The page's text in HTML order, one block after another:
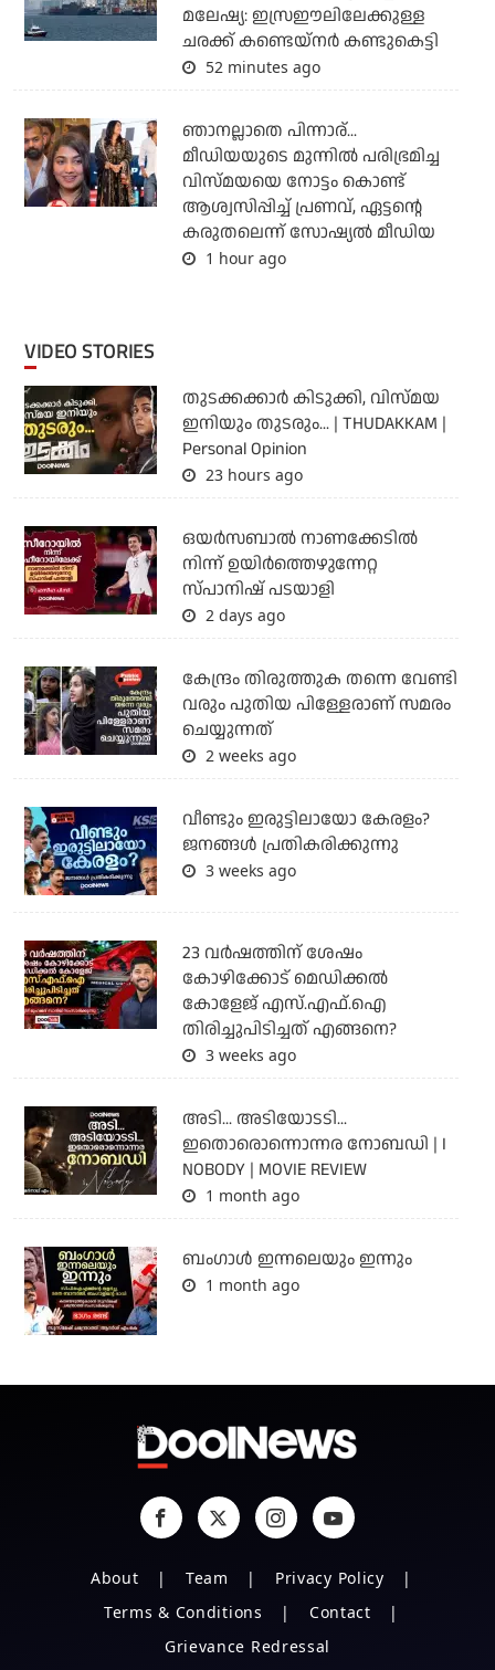
മലേഷ്യ: ഇസ്രഈലിലേക്കുള്ള
ചരക്ക് കണ്ടെയ്‌നര്‍ കണ്ടുകെട്ടി
52 minutes ago
ഞാനല്ലാതെ പിന്നാര്...
മീഡിയയുടെ മുന്നില്‍ പരിഭ്രമിച്ച
വിസ്മയയെ നോട്ടം കൊണ്ട്
ആശ്വസിപ്പിച്ച് പ്രണവ്, ഏട്ടന്റെ
കരുതലെന്ന് സോഷ്യല്‍ മീഡിയ
1 hour ago
VIDEO STORIES
തുടക്കക്കാര്‍ കിടുക്കി, വിസ്മയ
ഇനിയും തുടരും... | THUDAKKAM |
Personal Opinion
23 hours ago
ഒയര്‍സബാൽ നാണക്കേടിൽ
നിന്ന് ഉയിർത്തെഴുന്നേറ്റ
സ്പാനിഷ് പടയാളി
2 days ago
കേന്ദ്രം തിരുത്തുക തന്നെ വേണ്ടി
വരും പുതിയ പിള്ളേരാണ് സമരം
ചെയ്യുന്നത്
2 weeks ago
വീണ്ടും ഇരുട്ടിലായോ കേരളം?
ജനങ്ങൾ പ്രതികരിക്കുന്നു
3 weeks ago
23 വർഷത്തിന് ശേഷം
കോഴിക്കോട് മെഡിക്കൽ
കോളേജ് എസ്.എഫ്.ഐ
തിരിച്ചുപിടിച്ചത് എങ്ങനെ?
3 weeks ago
അടി... അടിയോടടി...
ഇതൊരൊന്നൊന്നര നോബഡി | I
NOBODY | MOVIE REVIEW
1 month ago
ബംഗാള്‍ ഇന്നലെയും ഇന്നും
1 month ago
About Team
Privacy Policy
Terms & Conditions
Contact
Grievance Redressal